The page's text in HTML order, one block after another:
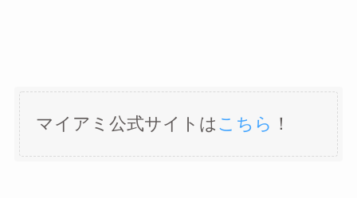
マイアミ公式サイトは こちら ！